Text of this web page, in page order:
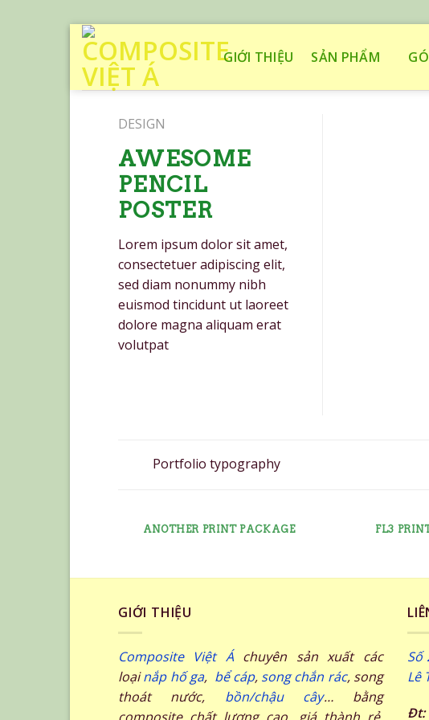
Skip
content
GIỚI THIỆU SẢN PHẨM
DESIGN
AWESOME
PENCIL
POSTER
Lorem ipsum dolor sit amet,
consectetuer adipiscing elit,
sed diam nonummy nibh
euismod tincidunt ut laoreet
dolore magna aliquam erat
volutpat
Portfolio typography
ANOTHER PRINT PACKAGE FL3
GIỚI THIỆU
Composite Việt Áchuyên sản xuất các
loạinắp hố ga, bể cáp, song chắn rác, song
thoát nước, bồn/chậu cây… bằng
composite chất lượng cao, giá thành rẻ,
Số
Lê
Đt: